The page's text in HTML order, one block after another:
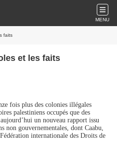
MENU
faits
et les faits
fois plus des colonies illégales
palestiniens occupés que des
un nouveau rapport issu
non gouvernementales, dont Caabu,
internationale des Droits de